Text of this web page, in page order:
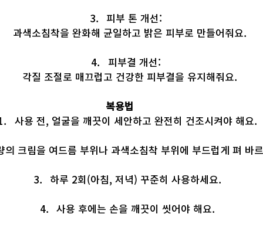
피부 톤 개선:
과색소침착을 완화해 균일하고 밝은 피부로 만들어줘요.
피부결 개선:
각질 조절로 매끄럽고 건강한 피부결을 유지해줘요.
복용법
사용 전, 얼굴을 깨끗이 세안하고 완전히 건조시켜야 해요.
의 크림을 여드름 부위나 과색소침착 부위에 부드럽게 펴 바
하루 2회(아침, 저녁) 꾸준히 사용하세요.
사용 후에는 손을 깨끗이 씻어야 해요.